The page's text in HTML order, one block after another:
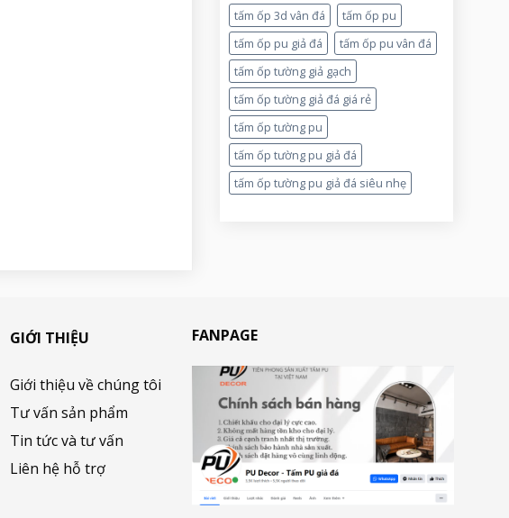
tấm ốp 3d vân đá
tấm ốp pu
tấm ốp pu giả đá
tấm ốp pu vân đá
tấm ốp tường giả gạch
tấm ốp tường giả đá giá rẻ
tấm ốp tường pu
tấm ốp tường pu giả đá
tấm ốp tường pu giả đá siêu nhẹ
GIỚI THIỆU
Giới thiệu về chúng tôi
Tư vấn sản phẩm
Tin tức và tư vấn
Liên hệ hỗ trợ
FANPAGE